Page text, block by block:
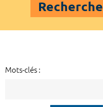
Mots-clés :